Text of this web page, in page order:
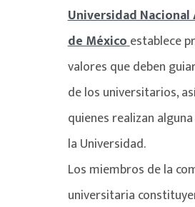
Universidad
de Méxicoestablece
valores que deben
de los universitarios,
quienes realizan
la Universidad.
Los miembros de la
universitaria